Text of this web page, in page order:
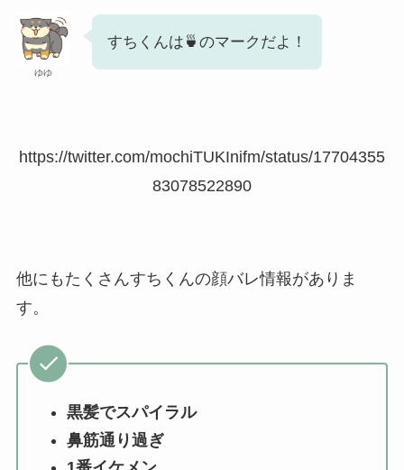
ゆゆ
すちくんは🍵のマークだよ！
https://twitter.com/mochiTUKInifm/status/17704355
83078522890
他にもたくさんすちくんの顔バレ情報がありま
す。
黒髪でスパイラル
鼻筋通り過ぎ